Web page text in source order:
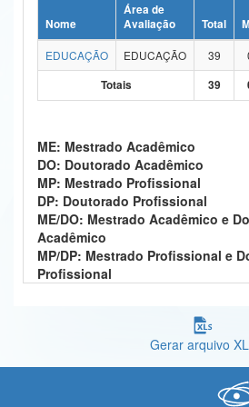
Ministério da Ciência, Tecnologia, Inovações e
Ministério do Meio Ambiente
Controladoria-Geral da União
Ministério da Mulher, da Família e dos Direitos
Secretaria-Geral
Secretaria de Governo
Nome
Área de
Avaliação
Total
EDUCAÇÃO
EDUCAÇÃO 39
Totais
39
ME: Mestrado Acadêmico
DO: Doutorado Acadêmico
MP: Mestrado Profissional
DP: Doutorado Profissional
ME/DO: Mestrado Acadêmico e
Acadêmico
MP/DP: Mestrado Profissional e
Profissional
Gerar arquivo